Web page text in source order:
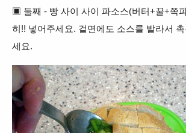
▣ 둘째 - 빵 사이 사이 파소스(버터+꿀+쪽
히!! 넣어주세요. 겉면에도 소스를 발라서
세요.